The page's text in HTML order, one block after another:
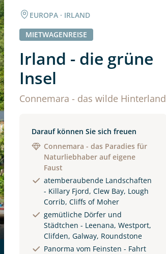
EUROPA · IRLAND
MIETWAGENREISE
Irland - die grüne
Insel
Connemara - das wilde Hinterland
Darauf können Sie sich freuen
Connemara - das Paradies für
Naturliebhaber auf eigene
Faust
atemberaubende Landschaften
- Killary Fjord, Clew Bay, Lough
Corrib, Cliffs of Moher
gemütliche Dörfer und
Städtchen - Leenana, Westport,
Clifden, Galway, Roundstone
Panorma vom Feinsten - Fahrt